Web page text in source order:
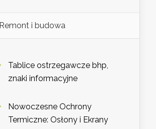
Remont i budowa
Tablice ostrzegawcze bhp,
znaki informacyjne
Nowoczesne Ochrony
Termiczne: Osłony i Ekrany